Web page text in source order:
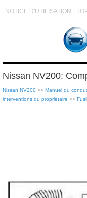
NOTICE D'UTILISATION
Nissan NV200:
Nissan NV200 >> Manuel du
interventions du propriétaire >>